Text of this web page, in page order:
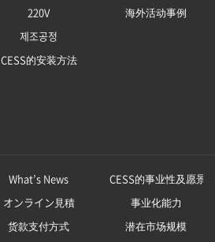
220V
제조공정
CESS的安装方法
海外活动事例
What’s News
オンライン見積
货款支付方式
CESS的事业性及愿景
事业化能力
潜在市场规模